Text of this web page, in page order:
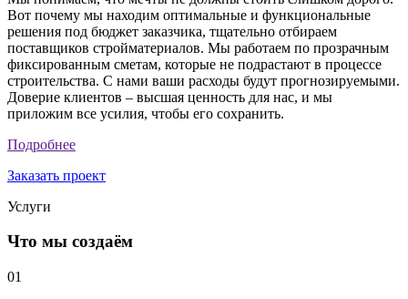
Вот почему мы находим оптимальные и функциональные
решения под бюджет заказчика, тщательно отбираем
поставщиков стройматериалов. Мы работаем по прозрачным
фиксированным сметам, которые не подрастают в процессе
строительства. С нами ваши расходы будут прогнозируемыми.
Доверие клиентов – высшая ценность для нас, и мы
приложим все усилия, чтобы его сохранить.
Подробнее
Заказать проект
Услуги
Что мы создаём
01